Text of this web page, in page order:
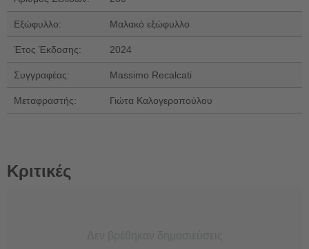
Εξώφυλλο: Μαλακό εξώφυλλο
Έτος Έκδοσης: 2024
Συγγραφέας: Massimo Recalcati
Μεταφραστής: Γιώτα Καλογεροπούλου
Κριτικές